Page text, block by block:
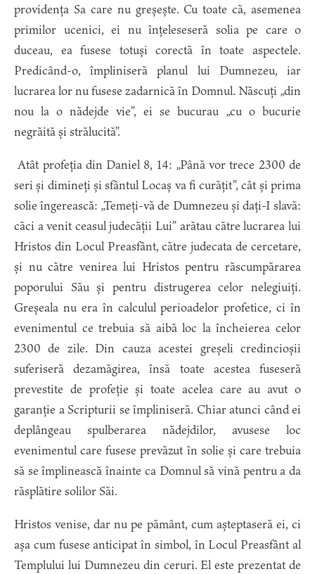
providența Sa care nu greșește. Cu toate că, asemenea
primilor ucenici, ei nu înțeleseseră solia pe care o
duceau, ea fusese totuși corectă în toate aspectele.
Predicând-o, împliniseră planul lui Dumnezeu, iar
lucrarea lor nu fusese zadarnică în Domnul. Născuți „din
nou la o nădejde vie”, ei se bucurau „cu o bucurie
negrăită și strălucită”.
Atât profeția din Daniel 8, 14: „Până vor trece 2300 de
seri și dimineți și sfântul Locaș va fi curățit”, cât și prima
solie îngerească: „Temeți-vă de Dumnezeu și dați-I slavă:
căci a venit ceasul judecății Lui” arătau către lucrarea lui
Hristos din Locul Preasfânt, către judecata de cercetare,
și nu către venirea lui Hristos pentru răscumpărarea
poporului Său și pentru distrugerea celor nelegiuiți.
Greșeala nu era în calculul perioadelor profetice, ci în
evenimentul ce trebuia să aibă loc la încheierea celor
2300 de zile. Din cauza acestei greșeli credincioșii
suferiseră dezamăgirea, însă toate acestea fuseseră
prevestite de profeție și toate acelea care au avut o
garanție a Scripturii se împliniseră. Chiar atunci când ei
deplângeau spulberarea nădejdilor, avusese loc
evenimentul care fusese prevăzut în solie și care trebuia
să se împlinească înainte ca Domnul să vină pentru a da
răsplătire solilor Săi.
Hristos venise, dar nu pe pământ, cum așteptaseră ei, ci
așa cum fusese anticipat în simbol, în Locul Preasfânt al
Templului lui Dumnezeu din ceruri. El este prezentat de